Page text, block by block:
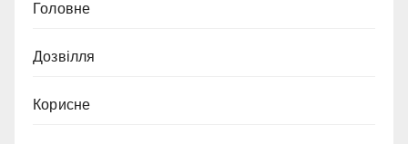
Головне
Дозвілля
Корисне